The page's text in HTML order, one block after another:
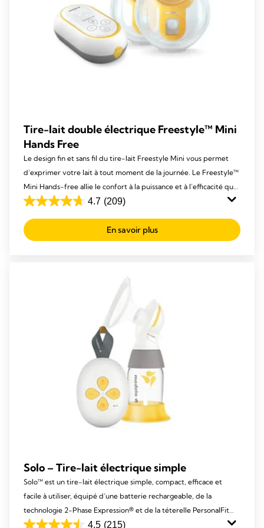
Tire-lait double électrique Freestyle™ Mini
Hands Free
Le design fin et sans fil du tire-lait Freestyle Mini vous permet
d’exprimer votre lait à tout moment de la journée. Le Freestyle™
Mini Hands-free allie le confort à la puissance et à l’efficacité que
vous attendez de Medela.
4.7 (209)
4.7
out
of
En savoir plus
Solo – Tire-lait électrique simple
Solo™ est un tire-lait électrique simple, compact, efficace et
facile à utiliser, équipé d’une batterie rechargeable, de la
technologie 2-Phase Expression® et de la téterelle PersonalFit
Flex™.
4.5 (215)